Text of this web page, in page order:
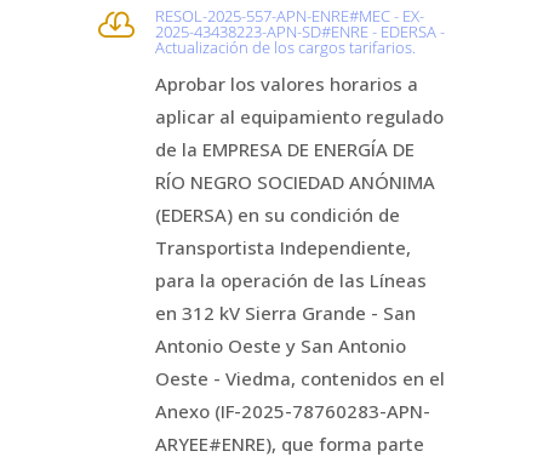
 RESOL-2025-557-APN-ENRE#MEC - EX-
2025-43438223-APN-SD#ENRE - EDERSA -
Actualización de los cargos tarifarios.
Aprobar los valores horarios a
aplicar al equipamiento regulado
de la EMPRESA DE ENERGÍA DE
RÍO NEGRO SOCIEDAD ANÓNIMA
(EDERSA) en su condición de
Transportista Independiente,
para la operación de las Líneas
en 312 kV Sierra Grande - San
Antonio Oeste y San Antonio
Oeste - Viedma, contenidos en el
Anexo (IF-2025-78760283-APN-
ARYEE#ENRE), que forma parte